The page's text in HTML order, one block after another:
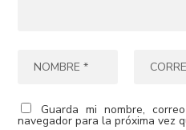
Guarda mi nombre,
navegador para la próxima vez